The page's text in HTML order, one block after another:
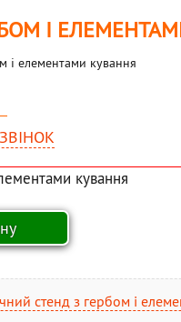
І
і елементами кування
стенд з гербом і